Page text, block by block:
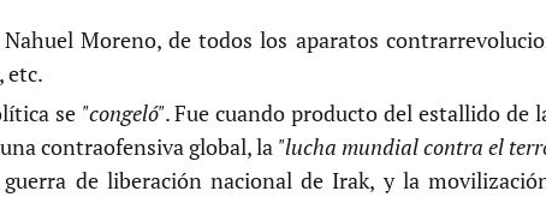
Moreno, de todos los aparatos
etc.
se "congeló". Fue cuando producto del estallido de
contraofensiva global, la "lucha mundial contra el
de liberación nacional de Irak, y la